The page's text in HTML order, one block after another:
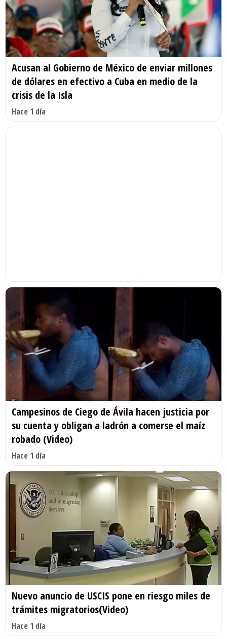
Acusan al Gobierno de México de enviar millones
de dólares en efectivo a Cuba en medio de la
crisis de la Isla
Hace 1 día
Campesinos de Ciego de Ávila hacen justicia por
su cuenta y obligan a ladrón a comerse el maíz
robado (Video)
Hace 1 día
Nuevo anuncio de USCIS pone en riesgo miles de
trámites migratorios(Video)
Hace 1 día